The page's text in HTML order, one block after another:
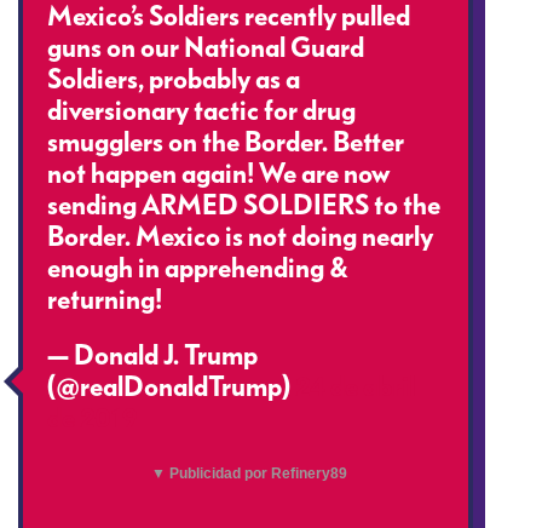
Mexico’s Soldiers recently pulled
guns on our National Guard
Soldiers, probably as a
diversionary tactic for drug
smugglers on the Border. Better
not happen again! We are now
sending ARMED SOLDIERS to the
Border. Mexico is not doing nearly
enough in apprehending &
returning!
— Donald J. Trump
(@realDonaldTrump)
▼ Publicidad por Refinery89